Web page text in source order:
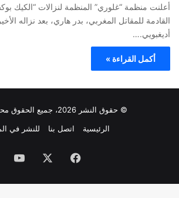
أعلنت منظمة “غلوري” المنظمة لنزالات “الكيك
القادمة للمقاتل المغربي، بدر هاري، بعد نزاله
أديغبويي.…
أكمل القراءة »
© حقوق النشر 2026، جميع الحقوق محفوظة |
الرئيسية
اتصل بنا للنشر في
فيسبوك